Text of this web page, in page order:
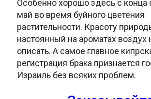
Особенно хорошо здесь с конца
май во время буйного цветения
растительности. Красоту
настоянный на ароматах
описать. А самое главное
регистрация брака признается
Израиль без всяких проблем.